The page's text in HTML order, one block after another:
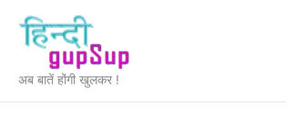
content
अब बातें होंगी खुलकर !